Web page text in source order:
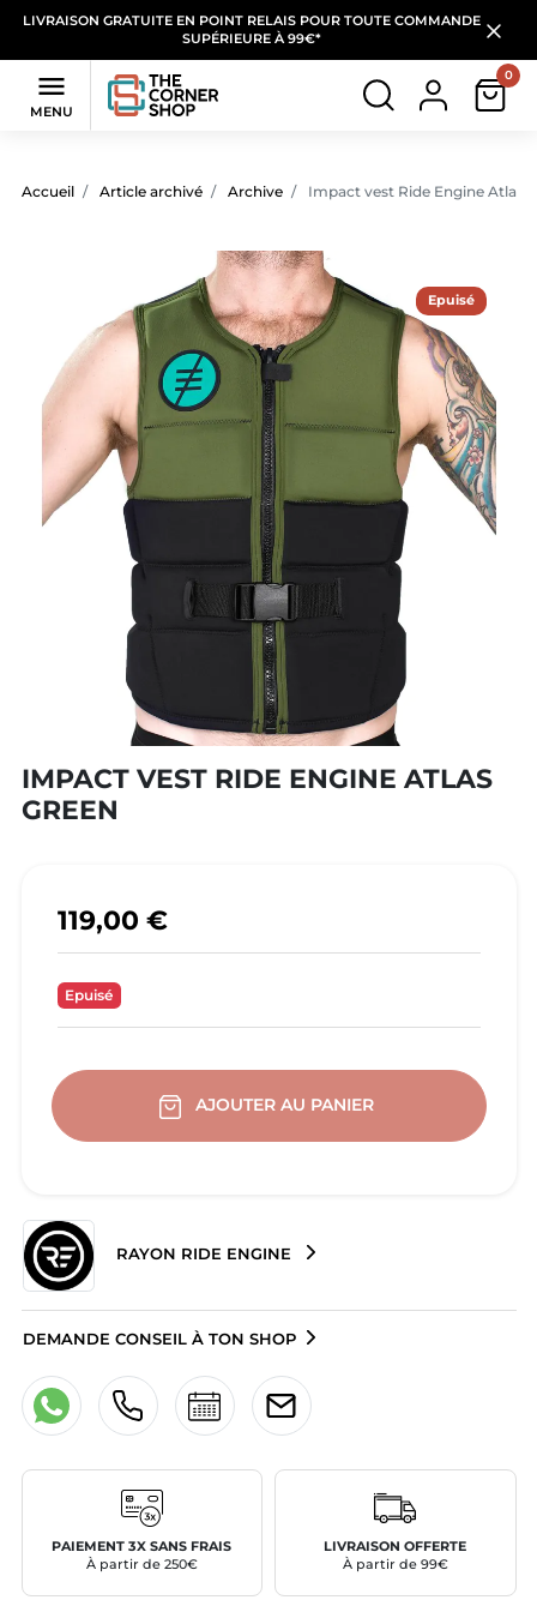
LIVRAISON GRATUITE EN POINT RELAIS POUR TOUTE COMMANDE
SUPÉRIEURE À 99€*

MENU
0
Accueil Article archivé Archive Impact vest Ride Engine Atlas
Epuisé
IMPACT VEST RIDE ENGINE ATLAS
GREEN
119,00 €
Epuisé
AJOUTER AU PANIER
RAYON RIDE ENGINE
DEMANDE CONSEIL À TON SHOP
PAIEMENT 3X SANS FRAIS
À partir de 250€
LIVRAISON OFFERTE
À partir de 99€